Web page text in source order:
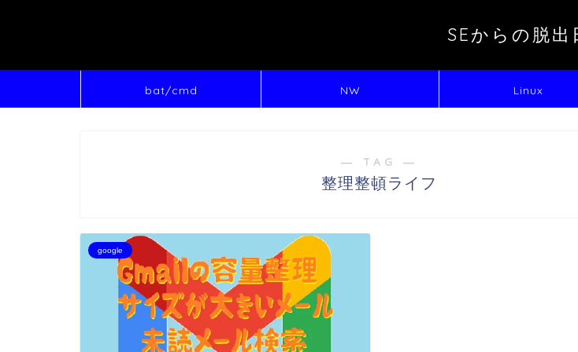
SEからの脱出
bat/cmd NW Linux
― TAG ―
整理整頓ライフ
google